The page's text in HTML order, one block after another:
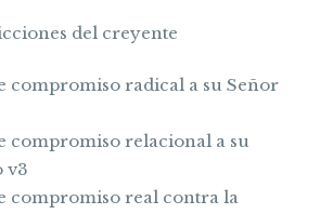
del creyente
compromiso radical a su Señor
compromiso relacional a su
v3
compromiso real contra la